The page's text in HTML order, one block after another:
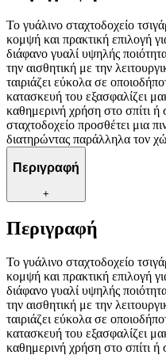
Το γυάλινο σταχτοδοχείο
κομψή και πρακτική επιλογή
διάφανο γυαλί υψηλής
την αισθητική με την
ταιριάζει εύκολα σε
κατασκευή του εξασφαλίζει
καθημερινή χρήση στο σπίτι ή
σταχτοδοχείο προσθέτει μια
διατηρώντας παράλληλα τον
Περιγραφή
+
Περιγραφή
Το γυάλινο σταχτοδοχείο
κομψή και πρακτική επιλογή
διάφανο γυαλί υψηλής
την αισθητική με την
ταιριάζει εύκολα σε
κατασκευή του εξασφαλίζει
καθημερινή χρήση στο σπίτι ή